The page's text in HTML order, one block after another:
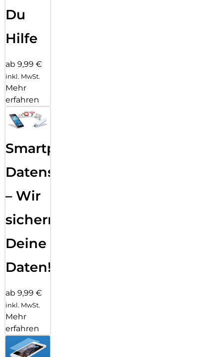
Du
Hilfe
ab 9,99 €
inkl. MwSt.
Mehr
erfahren
Smartphone
Datensicherung
– Wir
sichern
Deine
Daten!
ab 9,99 €
inkl. MwSt.
Mehr
erfahren